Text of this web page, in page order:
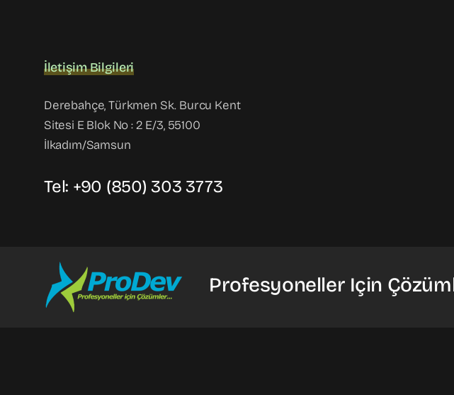
İletişim Bilgileri
Derebahçe, Türkmen Sk. Burcu Kent
Sitesi E Blok No : 2 E/3, 55100
İlkadım/Samsun
Tel: +90 (850) 303 3773
Profesyoneller Için